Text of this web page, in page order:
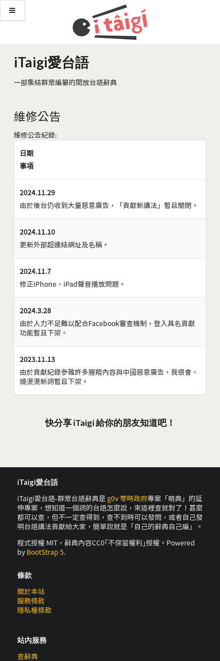
iTaigi愛台語
一部集結群眾編纂的開放台語辭典
維修公告
維修公告紀錄:
日期
事項
2024.11.29
由於後台仍收到大量惡意廣告，「貢獻新講法」暫且關閉。
2024.11.10
更新外部超連結網址及名稱。
2024.11.7
修正iPhone、iPad聲音播放問題。
2024.3.28
由於人力不足難以配合Facebook審查機制，登入具名貢獻
功能暫且下架。
2023.11.13
由於貢獻紀錄參雜許多腥羶內容與中國惡意廣告，我很會、
燒燙燙新詞暫且下架。
快分享 iTaigi 給你的朋友知道吧！
iTaigi愛台語
iTaigi愛台語-群眾台語辭典是 g0v 零時政府專案「萌典」的延
伸專案，想知道一個詞的台語怎麼說，來這裡查就對了！甚麼
都可以查，但不一定查得到，查不到時可以發問，或者自己發
明台語講法貢獻給大家，簡單說就是「自己的辭典自己編」。
程式授權 MIT，辭典內容CC0｢不保留權利｣授權。Powered
by BootStrap 5.
條款
關於本站
服務條款
隱私權條款
站內服務
查辭典